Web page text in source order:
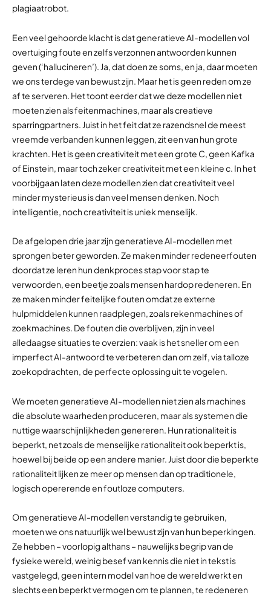
plagiaatrobot.
Een veel gehoorde klacht is dat generatieve AI-modellen vol
overtuiging foute en zelfs verzonnen antwoorden kunnen
geven (‘hallucineren’). Ja, dat doen ze soms, en ja, daar moeten
we ons terdege van bewust zijn. Maar het is geen reden om ze
af te serveren. Het toont eerder dat we deze modellen niet
moeten zien als feitenmachines, maar als creatieve
sparringpartners. Juist in het feit dat ze razendsnel de meest
vreemde verbanden kunnen leggen, zit een van hun grote
krachten. Het is geen creativiteit met een grote C, geen Kafka
of Einstein, maar toch zeker creativiteit met een kleine c. In het
voorbijgaan laten deze modellen zien dat creativiteit veel
minder mysterieus is dan veel mensen denken. Noch
intelligentie, noch creativiteit is uniek menselijk.
De afgelopen drie jaar zijn generatieve AI-modellen met
sprongen beter geworden. Ze maken minder redeneerfouten
doordat ze leren hun denkproces stap voor stap te
verwoorden, een beetje zoals mensen hardop redeneren. En
ze maken minder feitelijke fouten omdat ze externe
hulpmiddelen kunnen raadplegen, zoals rekenmachines of
zoekmachines. De fouten die overblijven, zijn in veel
alledaagse situaties te overzien: vaak is het sneller om een
imperfect AI-antwoord te verbeteren dan om zelf, via talloze
zoekopdrachten, de perfecte oplossing uit te vogelen.
We moeten generatieve AI-modellen niet zien als machines
die absolute waarheden produceren, maar als systemen die
nuttige waarschijnlijkheden genereren. Hun rationaliteit is
beperkt, net zoals de menselijke rationaliteit ook beperkt is,
hoewel bij beide op een andere manier. Juist door die beperkte
rationaliteit lijken ze meer op mensen dan op traditionele,
logisch opererende en foutloze computers.
Om generatieve AI-modellen verstandig te gebruiken,
moeten we ons natuurlijk wel bewust zijn van hun beperkingen.
Ze hebben – voorlopig althans – nauwelijks begrip van de
fysieke wereld, weinig besef van kennis die niet in tekst is
vastgelegd, geen intern model van hoe de wereld werkt en
slechts een beperkt vermogen om te plannen, te redeneren